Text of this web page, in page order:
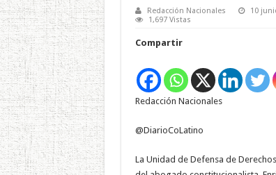
Redacción Nacionales 10
1,697 Vistas
Compartir
Redacción Nacionales
@DiarioCoLatino
La Unidad de Defensa de